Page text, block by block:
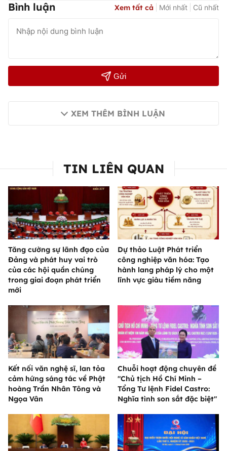
Bình luận Xem tất cả Mới nhất Cũ nhất
Gửi
XEM THÊM BÌNH LUẬN
TIN LIÊN QUAN
Tăng cường sự lãnh đạo của
Đảng và phát huy vai trò
của các hội quần chúng
trong giai đoạn phát triển
mới
Dự thảo Luật Phát triển
công nghiệp văn hóa: Tạo
hành lang pháp lý cho một
lĩnh vực giàu tiềm năng
Kết nối văn nghệ sĩ, lan tỏa
cảm hứng sáng tác về Phật
hoàng Trần Nhân Tông và
Ngọa Vân
Chuỗi hoạt động chuyên đề
"Chủ tịch Hồ Chí Minh –
Tổng Tư lệnh Fidel Castro:
Nghĩa tình son sắt đặc biệt"